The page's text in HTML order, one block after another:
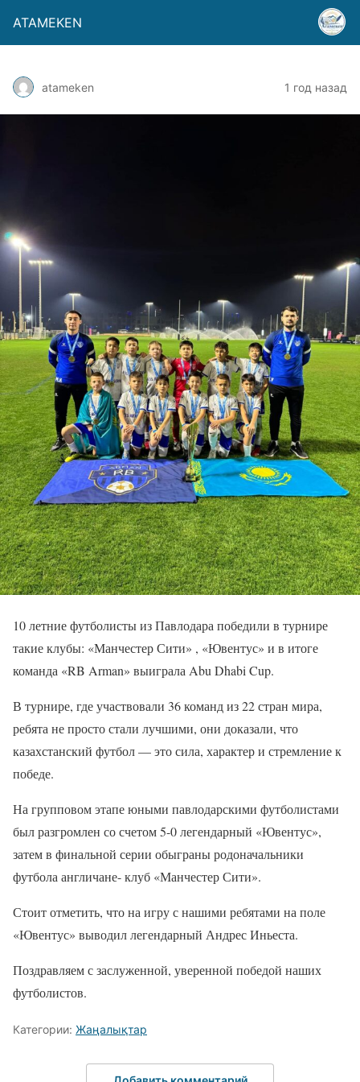
ATAMEKEN
atameken 1 год назад
10 летние футболисты из Павлодара победили в турнире
такие клубы: «Манчестер Сити» , «Ювентус» и в итоге
команда «RB Arman» выиграла Abu Dhabi Cup.
В турнире, где участвовали 36 команд из 22 стран мира,
ребята не просто стали лучшими, они доказали, что
казахстанский футбол — это сила, характер и стремление к
победе.
На групповом этапе юными павлодарскими футболистами
был разгромлен со счетом 5-0 легендарный «Ювентус»,
затем в финальной серии обыграны родоначальники
футбола англичане- клуб «Манчестер Сити».
Стоит отметить, что на игру с нашими ребятами на поле
«Ювентус» выводил легендарный Андрес Иньеста.
Поздравляем с заслуженной, уверенной победой наших
футболистов.
Категории: Жаңалықтар